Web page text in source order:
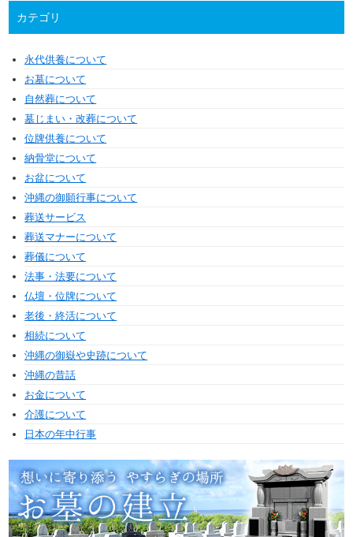
カテゴリ
永代供養について
お墓について
自然葬について
墓じまい・改葬について
位牌供養について
納骨堂について
お盆について
沖縄の御願行事について
葬送サービス
葬送マナーについて
葬儀について
法事・法要について
仏壇・位牌について
老後・終活について
相続について
沖縄の御嶽や史跡について
沖縄の昔話
お金について
介護について
日本の年中行事